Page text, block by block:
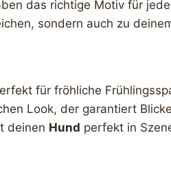
das richtige Motiv für
sondern auch zu
für fröhliche
Look, der garantiert
deinen Hund perfekt in